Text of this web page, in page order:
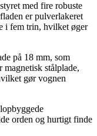
med fire robuste
er pulverlakeret
i fem trin, hvilket øger
på 18 mm, som
magnetisk stålplade,
gør vognen
orden og hurtigt finde